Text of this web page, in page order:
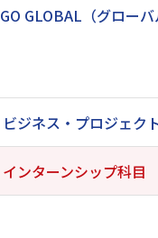
GO GLOBAL（グローバ
ビジネス・プロジェク
インターンシップ科目